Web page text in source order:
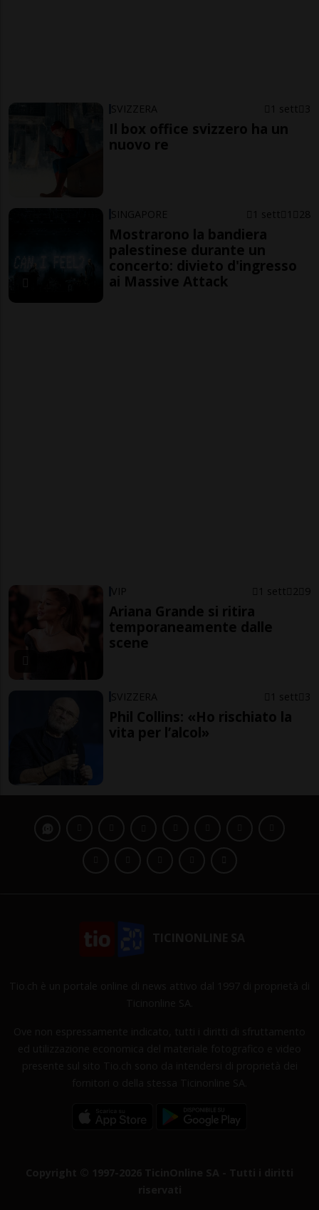
SVIZZERA 1 sett 3
Il box office svizzero ha un
nuovo re
SINGAPORE 1 sett 1 28
Mostrarono la bandiera
palestinese durante un
concerto: divieto d'ingresso
ai Massive Attack
VIP 1 sett 2 9
Ariana Grande si ritira
temporaneamente dalle
scene
SVIZZERA 1 sett 3
Phil Collins: «Ho rischiato la
vita per l’alcol»